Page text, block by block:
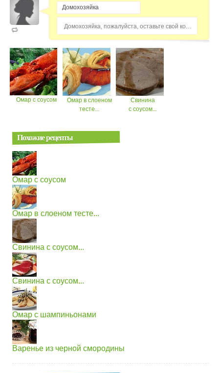
Омар с соусом
Омар в слоеном
тесте...
Свинина
с соусом...
Похожие рецепты
Омар с соусом
Омар в слоеном тесте...
Свинина с соусом...
Свинина с соусом...
Омар с шампиньонами
Варенье из черной смородины